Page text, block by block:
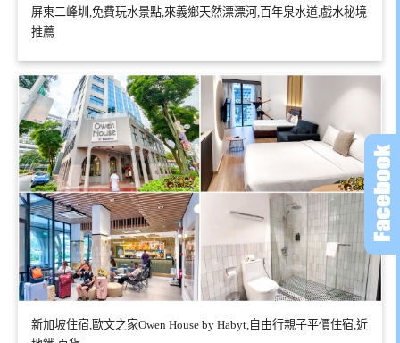
屏東二峰圳,免費玩水景點,來義鄉天然漂漂河,百年泉水道,戲水秘境
推薦
新加坡住宿,歐文之家Owen House by Habyt,自由行親子平價住宿,近